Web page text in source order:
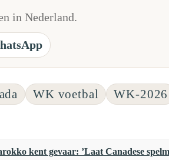
in Nederland.
WK voetbal WK-2026
kent gevaar: ’Laat Canadese